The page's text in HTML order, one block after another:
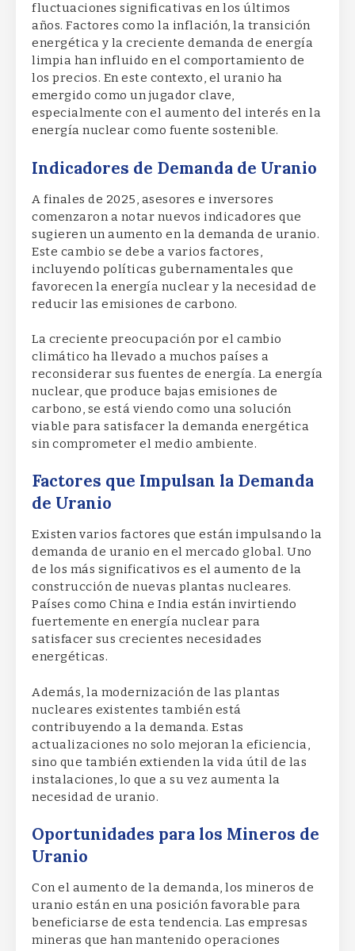
fluctuaciones significativas en los últimos
años. Factores como la inflación, la transición
energética y la creciente demanda de energía
limpia han influido en el comportamiento de
los precios. En este contexto, el uranio ha
emergido como un jugador clave,
especialmente con el aumento del interés en la
energía nuclear como fuente sostenible.
Indicadores de Demanda de Uranio
A finales de 2025, asesores e inversores
comenzaron a notar nuevos indicadores que
sugieren un aumento en la demanda de uranio.
Este cambio se debe a varios factores,
incluyendo políticas gubernamentales que
favorecen la energía nuclear y la necesidad de
reducir las emisiones de carbono.
La creciente preocupación por el cambio
climático ha llevado a muchos países a
reconsiderar sus fuentes de energía. La energía
nuclear, que produce bajas emisiones de
carbono, se está viendo como una solución
viable para satisfacer la demanda energética
sin comprometer el medio ambiente.
Factores que Impulsan la Demanda
de Uranio
Existen varios factores que están impulsando la
demanda de uranio en el mercado global. Uno
de los más significativos es el aumento de la
construcción de nuevas plantas nucleares.
Países como China e India están invirtiendo
fuertemente en energía nuclear para
satisfacer sus crecientes necesidades
energéticas.
Además, la modernización de las plantas
nucleares existentes también está
contribuyendo a la demanda. Estas
actualizaciones no solo mejoran la eficiencia,
sino que también extienden la vida útil de las
instalaciones, lo que a su vez aumenta la
necesidad de uranio.
Oportunidades para los Mineros de
Uranio
Con el aumento de la demanda, los mineros de
uranio están en una posición favorable para
beneficiarse de esta tendencia. Las empresas
mineras que han mantenido operaciones